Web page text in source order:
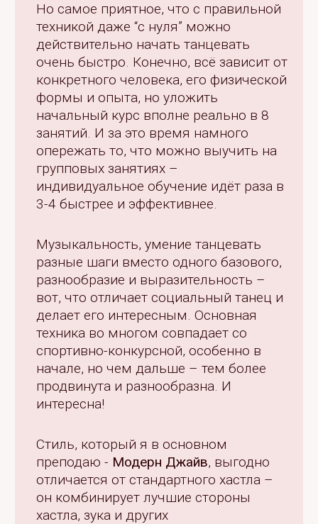
Но самое приятное, что с правильной
техникой даже “с нуля” можно
действительно начать танцевать
очень быстро. Конечно, всё зависит от
конкретного человека, его физической
формы и опыта, но уложить
начальный курс вполне реально в 8
занятий. И за это время намного
опережать то, что можно выучить на
групповых занятиях –
индивидуальное обучение идёт раза в
3-4 быстрее и эффективнее.
Музыкальность, умение танцевать
разные шаги вместо одного базового,
разнообразие и выразительность –
вот, что отличает социальный танец и
делает его интересным. Основная
техника во многом совпадает со
спортивно-конкурсной, особенно в
начале, но чем дальше – тем более
продвинута и разнообразна. И
интересна!
Стиль, который я в основном
преподаю - Модерн Джайв, выгодно
отличается от стандартного хастла –
он комбинирует лучшие стороны
хастла, зука и других